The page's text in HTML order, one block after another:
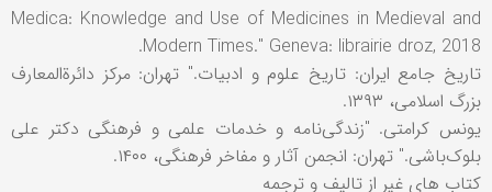
Medica: Knowledge and Use of Medicines in Medieval and
Modern Times." Geneva: librairie droz, 2018.
تاریخ جامع ایران: تاریخ علوم و ادبیات." تهران: مرکز دائرةالمعارف
بزرگ اسلامی، ۱۳۹۳.
یونس کرامتی. "زندگی‌نامه و خدمات علمی و فرهنگی دکتر علی
بلوک‌باشی." تهران: انجمن آثار و مفاخر فرهنگی، ۱۴۰۰.
کتاب های غیر از تالیف و ترجمه